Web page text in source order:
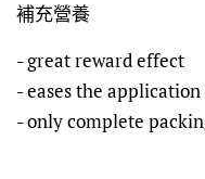
補充營養
- great reward effect
- eases the
- only complete